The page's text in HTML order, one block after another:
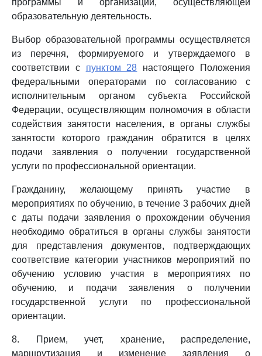
программы и организации, осуществляющей
образовательную деятельность.
Выбор образовательной программы осуществляется
из перечня, формируемого и утверждаемого в
соответствии с пунктом 28 настоящего Положения
федеральными операторами по согласованию с
исполнительным органом субъекта Российской
Федерации, осуществляющим полномочия в области
содействия занятости населения, в органы службы
занятости которого гражданин обратится в целях
подачи заявления о получении государственной
услуги по профессиональной ориентации.
Гражданину, желающему принять участие в
мероприятиях по обучению, в течение 3 рабочих дней
с даты подачи заявления о прохождении обучения
необходимо обратиться в органы службы занятости
для представления документов, подтверждающих
соответствие категории участников мероприятий по
обучению условию участия в мероприятиях по
обучению, и подачи заявления о получении
государственной услуги по профессиональной
ориентации.
8. Прием, учет, хранение, распределение,
маршрутизация и изменение заявления о